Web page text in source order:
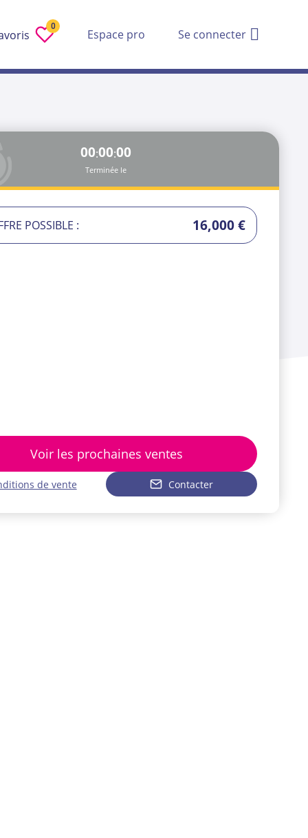
0
Espace pro Se connecter
00:00:00
Terminée le
POSSIBLE : 16,000 €
Voir les prochaines ventes
de vente Contacter